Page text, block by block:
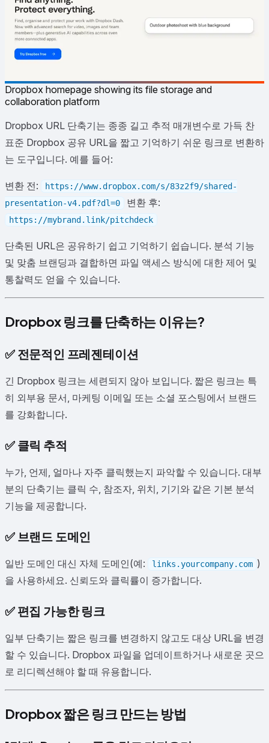
Dropbox homepage showing its file storage and
collaboration platform
Dropbox URL 단축기는 종종 길고 추적 매개변수로 가득 찬
표준 Dropbox 공유 URL을 짧고 기억하기 쉬운 링크로 변환하
는 도구입니다. 예를 들어:
변환 전:
https://www.dropbox.com/s/83z2f9/shared-
presentation-v4.pdf?dl=0
변환 후:
https://mybrand.link/pitchdeck
단축된 URL은 공유하기 쉽고 기억하기 쉽습니다. 분석 기능
및 맞춤 브랜딩과 결합하면 파일 액세스 방식에 대한 제어 및
통찰력도 얻을 수 있습니다.
Dropbox 링크를 단축하는 이유는?
✅ 전문적인 프레젠테이션
긴 Dropbox 링크는 세련되지 않아 보입니다. 짧은 링크는 특
히 외부용 문서, 마케팅 이메일 또는 소셜 포스팅에서 브랜드
를 강화합니다.
✅ 클릭 추적
누가, 언제, 얼마나 자주 클릭했는지 파악할 수 있습니다. 대부
분의 단축기는 클릭 수, 참조자, 위치, 기기와 같은 기본 분석
기능을 제공합니다.
✅ 브랜드 도메인
일반 도메인 대신 자체 도메인(예: links.yourcompany.com )
을 사용하세요. 신뢰도와 클릭률이 증가합니다.
✅ 편집 가능한 링크
일부 단축기는 짧은 링크를 변경하지 않고도 대상 URL을 변경
할 수 있습니다. Dropbox 파일을 업데이트하거나 새로운 곳으
로 리디렉션해야 할 때 유용합니다.
Dropbox 짧은 링크 만드는 방법